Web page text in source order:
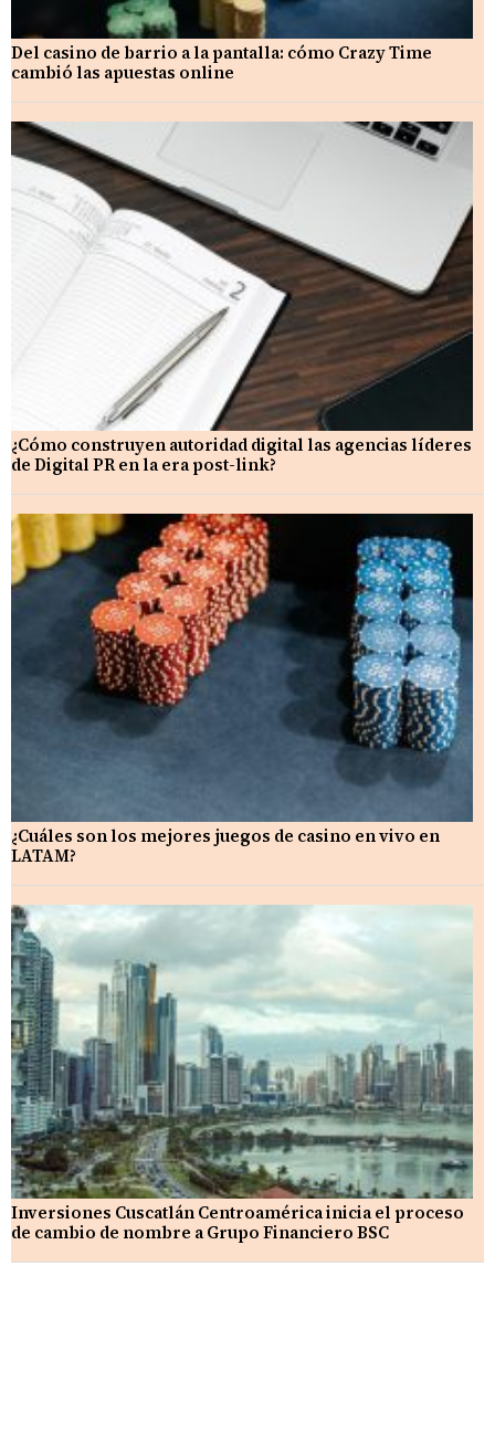
Del casino de barrio a la pantalla: cómo Crazy Time
cambió las apuestas online
¿Cómo construyen autoridad digital las agencias líderes
de Digital PR en la era post-link?
¿Cuáles son los mejores juegos de casino en vivo en
LATAM?
Inversiones Cuscatlán Centroamérica inicia el proceso
de cambio de nombre a Grupo Financiero BSC